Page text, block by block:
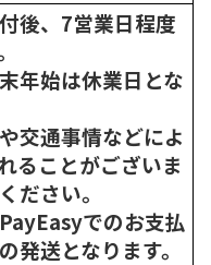
後、7営業日程度
年始は休業日とな
交通事情などによ
ることがございま
ださい。
でのお支払
発送となります。